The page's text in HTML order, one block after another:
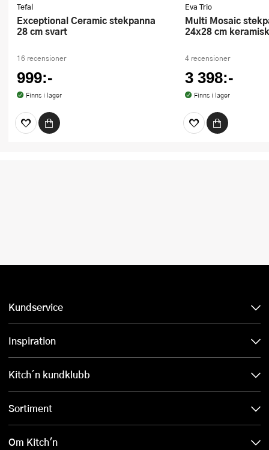
Tefal
Exceptional Ceramic stekpanna
28 cm svart
16 recensioner
999:-
Finns i lager
Eva Trio
Multi Mosaic stekpanna 2 delar
24x28 cm
4 recensioner
3 398:-
Finns i lager
Kundservice
Inspiration
Kitch´n kundklubb
Sortiment
Om Kitch'n